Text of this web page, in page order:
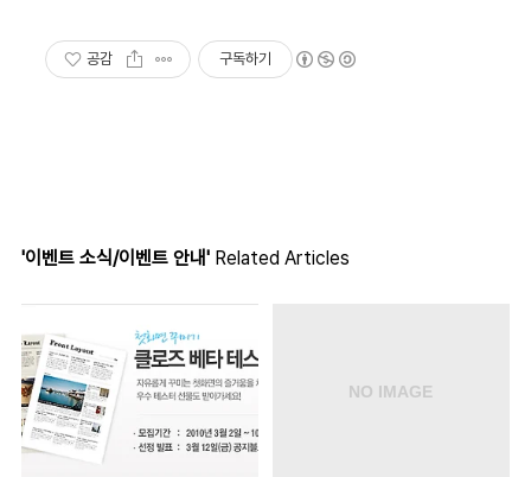
공감 구독하기
'이벤트 소식/이벤트 안내' Related Articles